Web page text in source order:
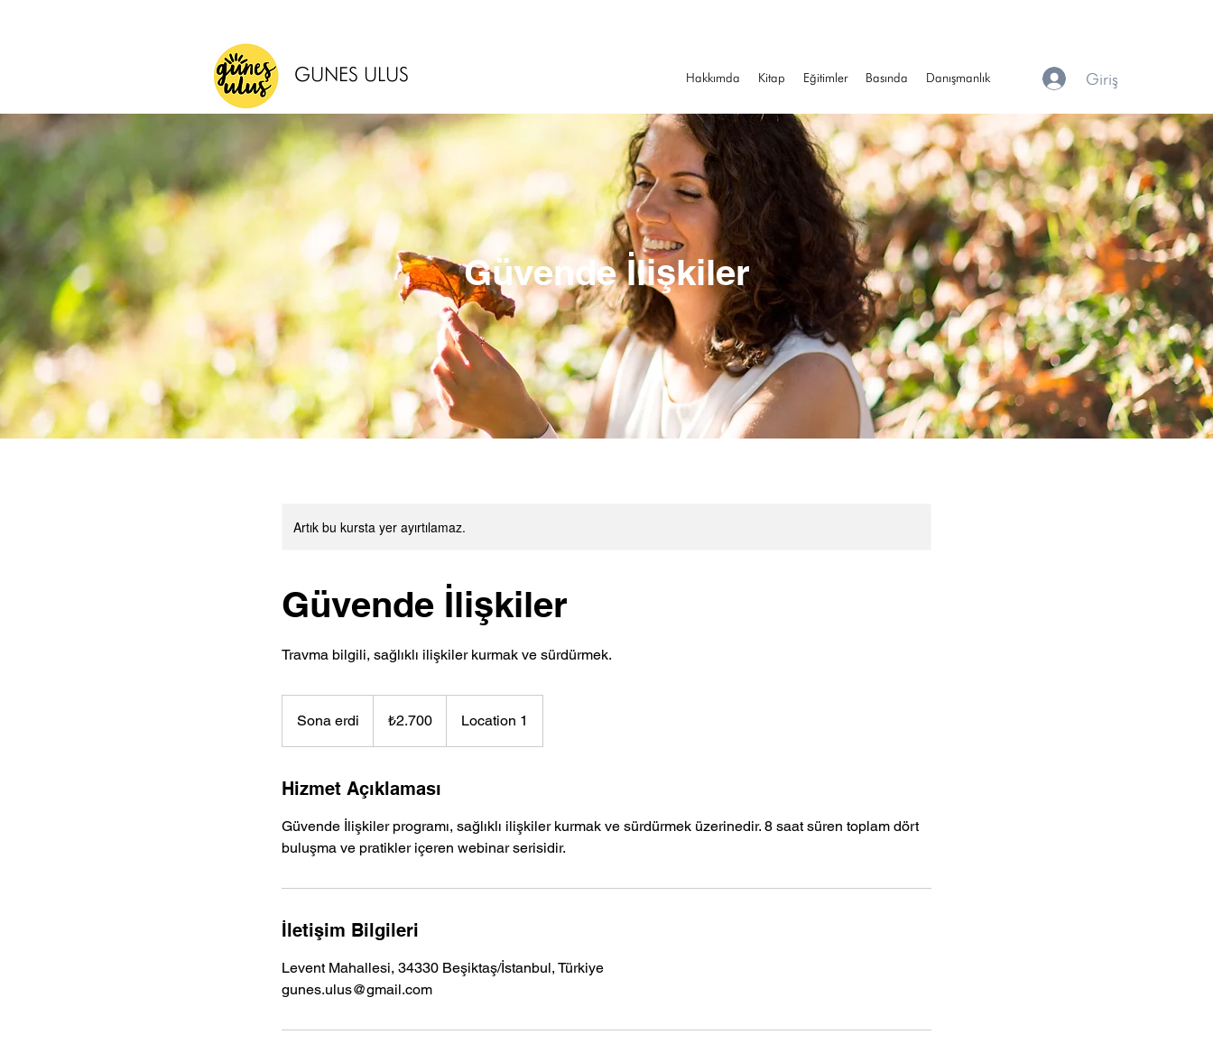
GUNES ULUS Hakkımda Kitap Eğitimler Basında Danışmanlık Giriş
Güvende İlişkiler
Artık bu kursta yer ayırtılamaz.
Güvende İlişkiler
Travma bilgili, sağlıklı ilişkiler kurmak ve sürdürmek.
Sona erdi
o
a
r
d
lirası₺2.700 Location 1
Hizmet Açıklaması
Güvende İlişkiler programı, sağlıklı ilişkiler kurmak ve sürdürmek üzerinedir. 8 saat süren toplam dört
buluşma ve pratikler içeren webinar serisidir.
İletişim Bilgileri
Levent Mahallesi, 34330 Beşiktaş/İstanbul, Türkiye
gunes.ulus@gmail.com